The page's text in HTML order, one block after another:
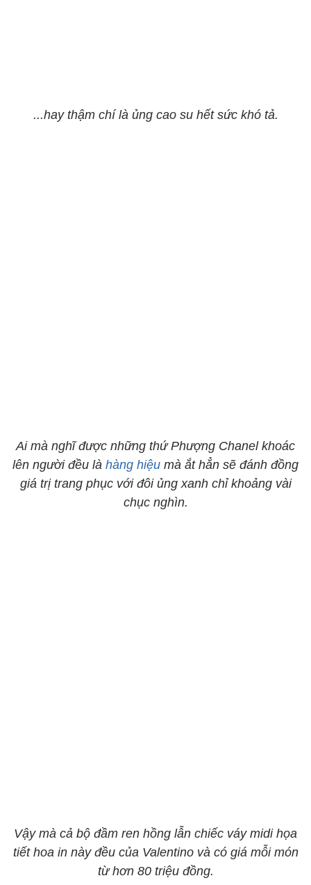
...hay thậm chí là ủng cao su hết sức khó tả.
Ai mà nghĩ được những thứ Phượng Chanel khoác
lên người đều là hàng hiệu mà ắt hẳn sẽ đánh đồng
giá trị trang phục với đôi ủng xanh chỉ khoảng vài
chục nghìn.
Vậy mà cả bộ đầm ren hồng lẫn chiếc váy midi họa
tiết hoa in này đều của Valentino và có giá mỗi món
từ hơn 80 triệu đồng.